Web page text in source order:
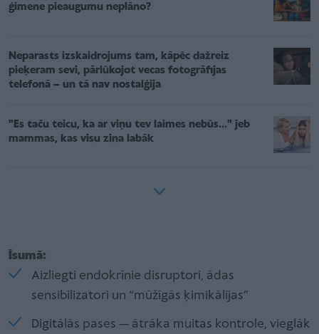
ģimene pieaugumu neplāno?
Neparasts izskaidrojums tam, kāpēc dažreiz
pieķeram sevi, pārlūkojot vecas fotogrāfijas
telefonā – un tā nav nostalģija
"Es taču teicu, ka ar viņu tev laimes nebūs..." jeb
mammas, kas visu zina labāk
Īsumā:
Aizliegti endokrīnie disruptori, ādas
sensibilizatori un “mūžīgās ķimikālijas”
Digitālās pases — ātrāka muitas kontrole, vieglāk